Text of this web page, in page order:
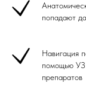
попадают
Навигация
помощью
препаратов